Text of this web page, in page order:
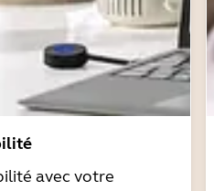
avec votre